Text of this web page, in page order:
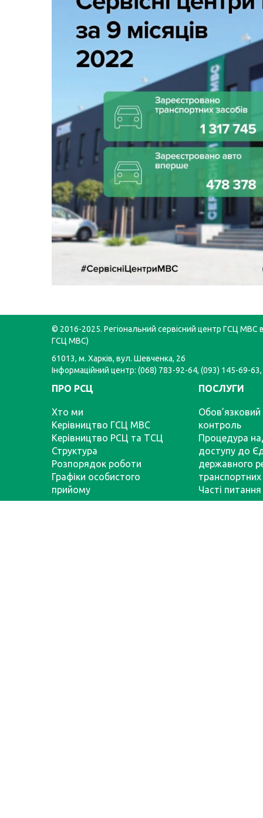
© 2016-2025. Регіональний сервісний центр ГСЦ МВС в
ГСЦ МВС)
61013, м. Харків, вул. Шевченка, 26
Інформаційний центр: (068) 783-92-64, (093) 145-69-
ПРО РСЦ
Хто ми
Керівництво ГСЦ МВС
Керівництво РСЦ та ТСЦ
Структура
Розпорядок роботи
Графіки особистого
прийому
ПОСЛУГИ
Обов’язковий
контроль
Процедура
доступу до
державного
транспортних
Часті питання